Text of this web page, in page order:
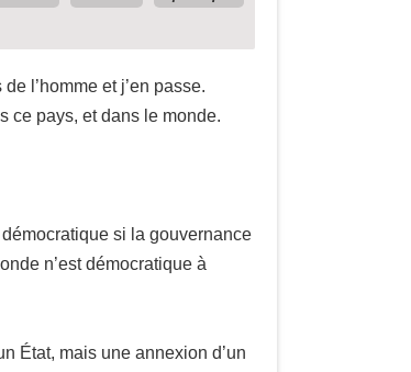
l’homme et j’en passe.
ce pays, et dans le monde.
si la gouvernance
n’est démocratique à
État, mais une annexion d’un